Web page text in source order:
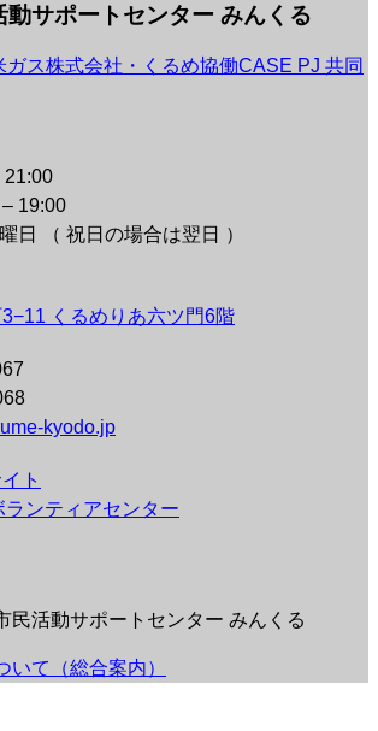
動サポートセンター みんくる
ガス株式会社・くるめ協働CASE PJ 共同
21:00
19:00
日 （ 祝日の場合は翌日 ）
くるめりあ六ツ門6階
kyodo.jp
民活動サポートセンター みんくる
いて（総合案内）